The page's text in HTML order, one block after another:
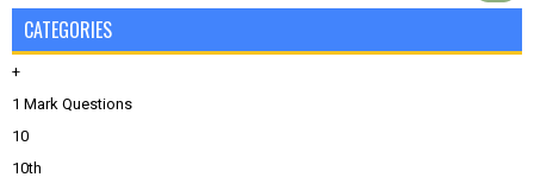
CATEGORIES
+
1 Mark Questions
10
10th